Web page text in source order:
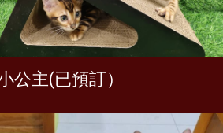
公主(已預訂）